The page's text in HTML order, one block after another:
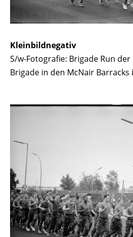
Kleinbildnegativ
S/w-Fotografie: Brigade Run der
Brigade in den McNair